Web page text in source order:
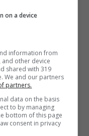
– Via della
on a device
information from
other device
shared with 319
We and our partners
partners.
data on the basis
to by managing
bottom of this page
consent in privacy